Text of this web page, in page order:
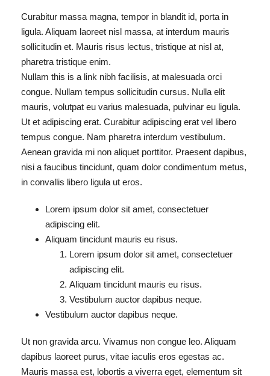
Curabitur massa magna, tempor in blandit id, porta in
ligula. Aliquam laoreet nisl massa, at interdum mauris
sollicitudin et. Mauris risus lectus, tristique at nisl at,
pharetra tristique enim.
Nullam this is a link nibh facilisis, at malesuada orci
congue. Nullam tempus sollicitudin cursus. Nulla elit
mauris, volutpat eu varius malesuada, pulvinar eu ligula.
Ut et adipiscing erat. Curabitur adipiscing erat vel libero
tempus congue. Nam pharetra interdum vestibulum.
Aenean gravida mi non aliquet porttitor. Praesent dapibus,
nisi a faucibus tincidunt, quam dolor condimentum metus,
in convallis libero ligula ut eros.
Lorem ipsum dolor sit amet, consectetuer
adipiscing elit.
Aliquam tincidunt mauris eu risus.
Lorem ipsum dolor sit amet, consectetuer
adipiscing elit.
Aliquam tincidunt mauris eu risus.
Vestibulum auctor dapibus neque.
Vestibulum auctor dapibus neque.
Ut non gravida arcu. Vivamus non congue leo. Aliquam
dapibus laoreet purus, vitae iaculis eros egestas ac.
Mauris massa est, lobortis a viverra eget, elementum sit